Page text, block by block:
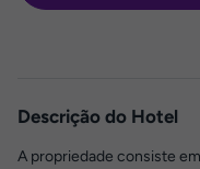
Descrição do Hotel
A propriedade consiste